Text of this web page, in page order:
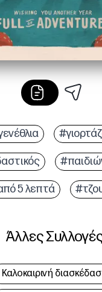
5 λεπτά
Άλλες
Καλοκαιρινή